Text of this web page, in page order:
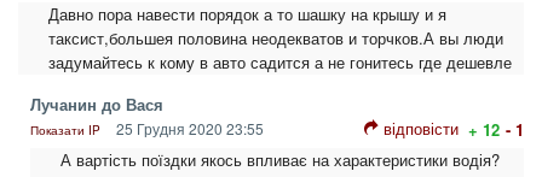
Давно пора навести порядок а то шашку на крышу и я
таксист,большея половина неодекватов и торчков.А вы люди
задумайтесь к кому в авто садится а не гонитесь где дешевле
Лучанин до Вася
Показати IP 25 Грудня 2020 23:55 відповісти + 12 - 1
А вартість поїздки якось впливає на характеристики водія?